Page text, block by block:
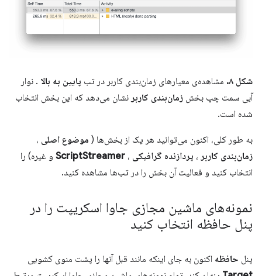
شکل ۸. مشاهده‌ی معیارهای زمان‌بندی کاربر در تب پایین به بالا . نوار
آبی سمت چپ بخش زمان‌بندی کاربر نشان می‌دهد که این بخش انتخاب
شده است.
به طور کلی، اکنون می‌توانید هر یک از بخش‌ها ( موضوع اصلی ،
زمان‌بندی کاربر ، پردازنده گرافیکی ، ScriptStreamer و غیره) را
انتخاب کنید و فعالیت آن بخش را در تب‌ها مشاهده کنید.
نمونه‌های ماشین مجازی جاوا اسکریپت را در
پنل حافظه انتخاب کنید
پنل حافظه اکنون به جای اینکه مانند قبل آنها را پشت منوی کشویی